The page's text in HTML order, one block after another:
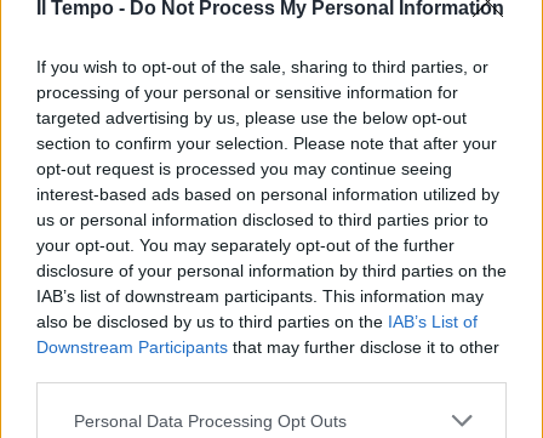
Il Tempo - Do Not Process My Personal Information
If you wish to opt-out of the sale, sharing to third parties, or
processing of your personal or sensitive information for
targeted advertising by us, please use the below opt-out
section to confirm your selection. Please note that after your
opt-out request is processed you may continue seeing
interest-based ads based on personal information utilized by
us or personal information disclosed to third parties prior to
your opt-out. You may separately opt-out of the further
disclosure of your personal information by third parties on the
IAB’s list of downstream participants. This information may
also be disclosed by us to third parties on the IAB’s List of
Downstream Participants that may further disclose it to other
Personal Data Processing Opt Outs